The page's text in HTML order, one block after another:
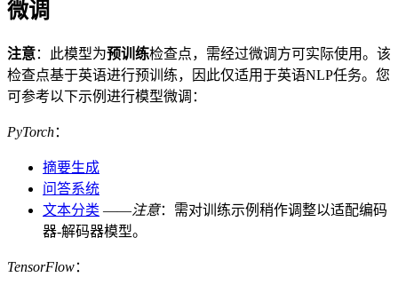
微调
注意：此模型为预训练检查点，需经过微调方可实际使用。该
检查点基于英语进行预训练，因此仅适用于英语NLP任务。您
可参考以下示例进行模型微调：
PyTorch：
摘要生成
问答系统
文本分类 ——注意：需对训练示例稍作调整以适配编码
器-解码器模型。
TensorFlow：